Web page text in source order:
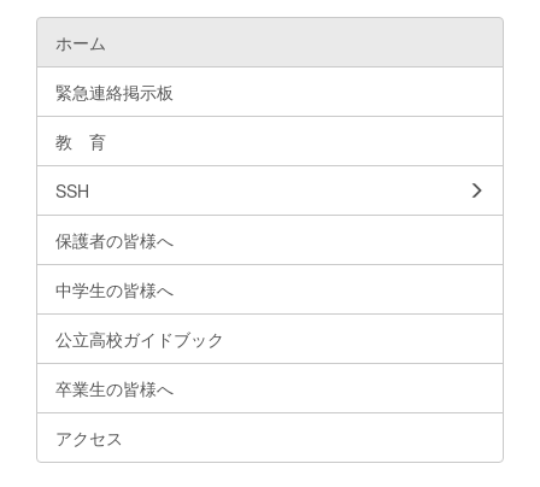
ホーム
緊急連絡掲示板
教 育
SSH
保護者の皆様へ
中学生の皆様へ
公立高校ガイドブック
卒業生の皆様へ
アクセス